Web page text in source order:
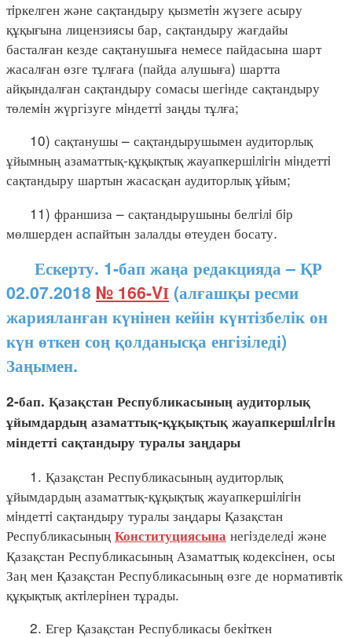
тiркелген және сақтандыру қызметiн жүзеге асыру
құқығына лицензиясы бар, сақтандыру жағдайы
басталған кезде сақтанушыға немесе пайдасына шарт
жасалған өзге тұлғаға (пайда алушыға) шартта
айқындалған сақтандыру сомасы шегiнде сақтандыру
төлемiн жүргізуге мiндеттi заңды тұлға;
10) сақтанушы – сақтандырушымен аудиторлық
ұйымның азаматтық-құқықтық жауапкершiлiгiн мiндеттi
сақтандыру шартын жасасқан аудиторлық ұйым;
11) франшиза – сақтандырушыны белгiлi бiр
мөлшерден аспайтын залалды өтеуден босату.
Ескерту. 1-бап жаңа редакцияда – ҚР
02.07.2018 № 166-VІ (алғашқы ресми
жарияланған күнінен кейін күнтізбелік он
күн өткен соң қолданысқа енгізіледі)
Заңымен.
2-бап. Қазақстан Республикасының аудиторлық
ұйымдардың азаматтық-құқықтық жауапкершiлiгiн
міндетті сақтандыру туралы заңдары
1. Қазақстан Республикасының аудиторлық
ұйымдардың азаматтық-құқықтық жауапкершiлiгiн
мiндеттi сақтандыру туралы заңдары Қазақстан
Республикасының Конституциясына негiзделедi және
Қазақстан Республикасының Азаматтық кодексiнен, осы
Заң мен Қазақстан Республикасының өзге де нормативтiк
құқықтық актiлерiнен тұрады.
2. Егер Қазақстан Республикасы бекiткен